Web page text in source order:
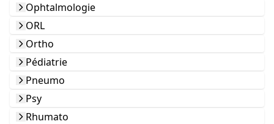
Ophtalmologie
ORL
Ortho
Pédiatrie
Pneumo
Psy
Rhumato